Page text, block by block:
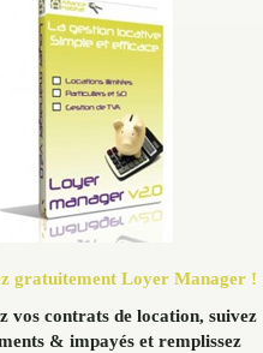
gratuitement Loyer Manager !
vos contrats de location, suivez
& impayés et remplissez